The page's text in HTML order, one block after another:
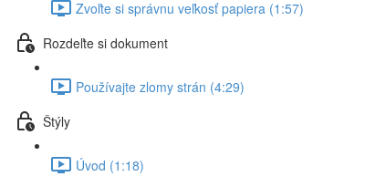
Zvoľte si správnu veľkosť papiera (1:57)
Rozdeľte si dokument
Používajte zlomy strán (4:29)
Štýly
Úvod (1:18)